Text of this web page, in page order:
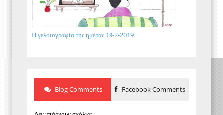
Η γελοιογραφία της ημέρας 19-2-2019
Blog Comments Facebook Comments